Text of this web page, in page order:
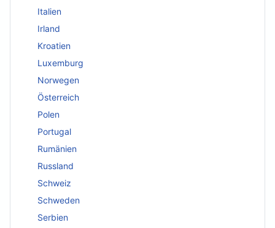
Italien
Irland
Kroatien
Luxemburg
Norwegen
Österreich
Polen
Portugal
Rumänien
Russland
Schweiz
Schweden
Serbien